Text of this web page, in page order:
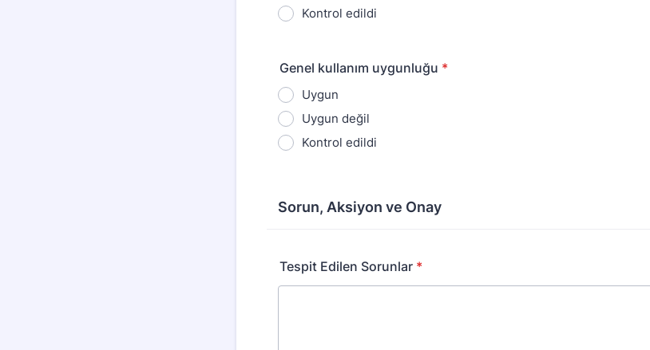
Kontrol edildi
Genel kullanım uygunluğu *
Uygun
Uygun değil
Kontrol edildi
Sorun, Aksiyon ve Onay
Tespit Edilen Sorunlar *